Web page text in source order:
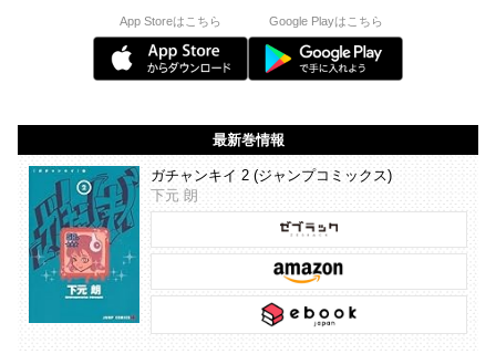
App Storeはこちら Google Playはこちら
最新巻情報
ガチャンキイ 2 (ジャンプコミックス)
下元 朗